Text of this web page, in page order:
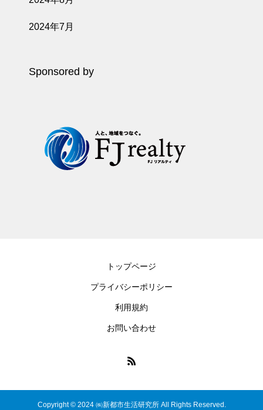
2024年7月
Sponsored by
トップページ
プライバシーポリシー
利用規約
お問い合わせ
Copyright © 2024 ㈱新都市生活研究所 All Rights Reserved.